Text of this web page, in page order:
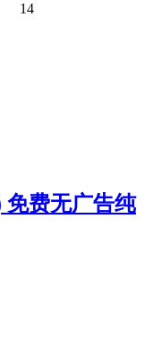
14
免费无广告纯